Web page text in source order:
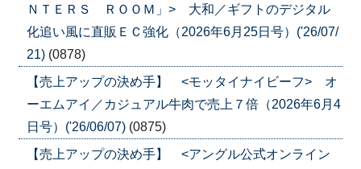
ＮＴＥＲＳ ＲＯＯＭ」> 大和／ギフトのデジタル
化追い風に直販ＥＣ強化（2026年6月25日号）('26/07/
21) (0878)
【売上アップの決め手】 <モッタイナイビーフ> オ
ーエムアイ／カジュアル牛肉で売上７倍（2026年6月4
日号）('26/06/07) (0875)
【売上アップの決め手】 <アングル公式オンライン